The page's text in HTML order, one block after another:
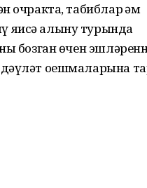
очракта, табиблар һәм
яисә алыну турында
бозган өчен
оешмаларына